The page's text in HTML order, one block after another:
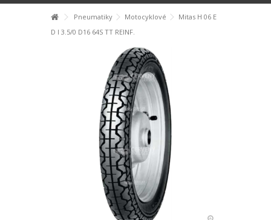
Pneumatiky Motocyklové
Mitas H 06 E
D I 3.5/0 D16 64S TT REINF.